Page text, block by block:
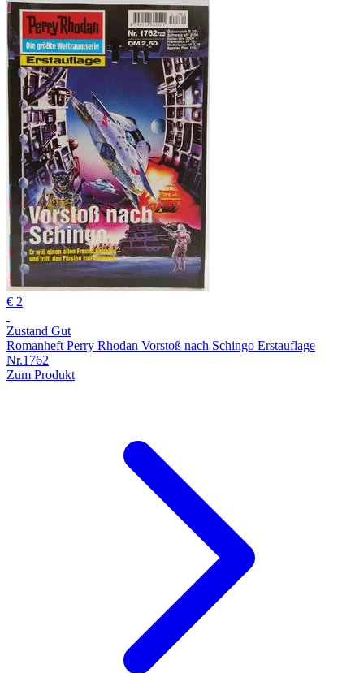
€ 2
Zustand Gut
Romanheft Perry Rhodan Vorstoß nach Schingo Erstauflage
Nr.1762
Zum Produkt